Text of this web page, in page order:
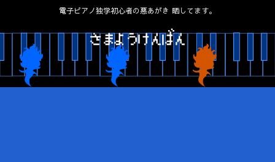
電子ピアノ独学初心者の悪あがき 晒してます。